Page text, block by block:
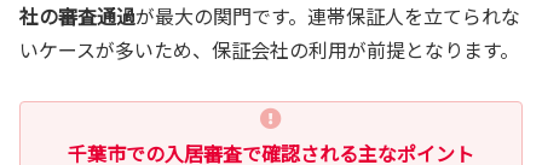
社の審査通過が最大の関門です。連帯保証人を立てられな
いケースが多いため、保証会社の利用が前提となります。
千葉市での入居審査で確認される主なポイント